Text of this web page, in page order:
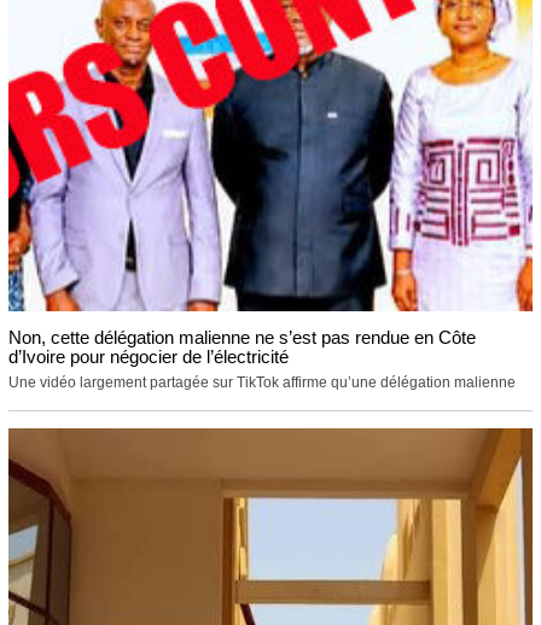
Non, cette délégation malienne ne s’est pas rendue en Côte
d’Ivoire pour négocier de l’électricité
Une vidéo largement partagée sur TikTok affirme qu’une délégation malienne